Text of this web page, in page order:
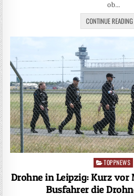
ob…
CONTINUE READING
Posted
in
TOPPNEWS
Drohne in Leipzig: Kurz
Busfahrer die